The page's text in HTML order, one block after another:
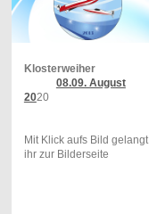
Klosterweiher
08.09. August
2020
Mit Klick aufs Bild gelangt
ihr zur Bilderseite